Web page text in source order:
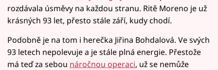
rozdávala úsměvy na každou stranu. Ritě Moreno je už
krásných 93 let, přesto stále září, kudy chodí.
Podobně je na tom i herečka Jiřina Bohdalová. Ve svých
93 letech nepolevuje a je stále plná energie. Přestože
má teď za sebou náročnou operaci, už se nemůže